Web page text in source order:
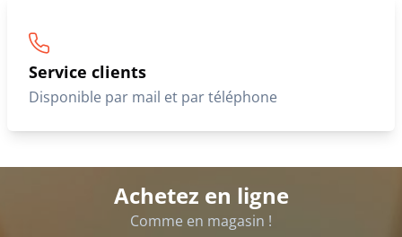
Service clients
Disponible par mail et par téléphone
Achetez en ligne
Comme en magasin !